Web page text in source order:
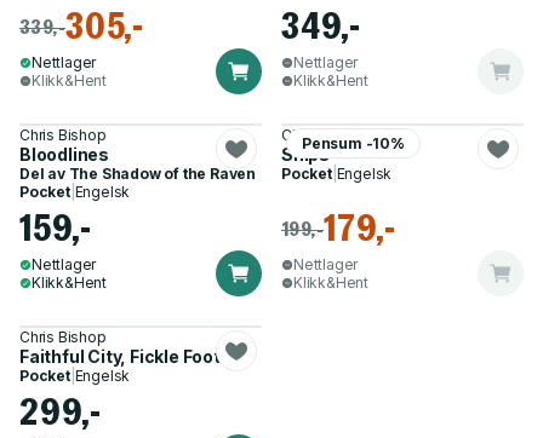
339,-305,-
Nettlager
Klikk&Hent
349,-
Nettlager
Klikk&Hent
Chris Bishop
Bloodlines
Del av The Shadow of the Raven
Pocket| Engelsk
159,-
Nettlager
Klikk&Hent
Pensum -10%
Chris Bishop
Ships
Pocket| Engelsk
199,-179,-
Nettlager
Klikk&Hent
Chris Bishop
Faithful City, Fickle Football
Pocket| Engelsk
299,-